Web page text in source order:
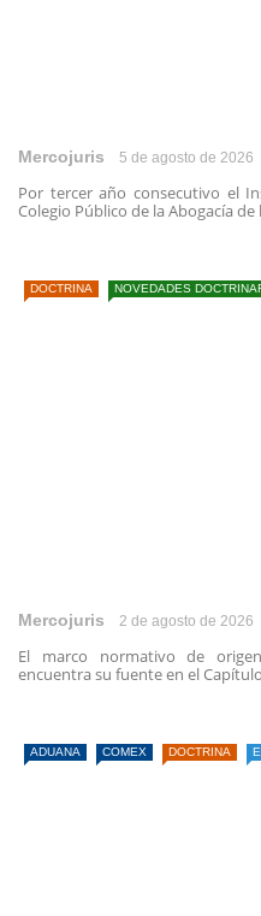
Mercojuris 5 de agosto de 2026
Por tercer año consecutivo el
Colegio Público de la Abogacía de
DOCTRINA NOVEDADES
Mercojuris 2 de agosto de 2026
El marco normativo de
encuentra su fuente en el
ADUANA COMEX DOCTRINA